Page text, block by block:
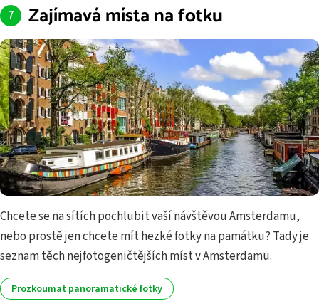
Zajímavá místa na fotku
Chcete se na sítích pochlubit vaší návštěvou Amsterdamu,
nebo prostě jen chcete mít hezké fotky na památku? Tady je
seznam těch nejfotogeničtějších míst v Amsterdamu.
Prozkoumat panoramatické fotky